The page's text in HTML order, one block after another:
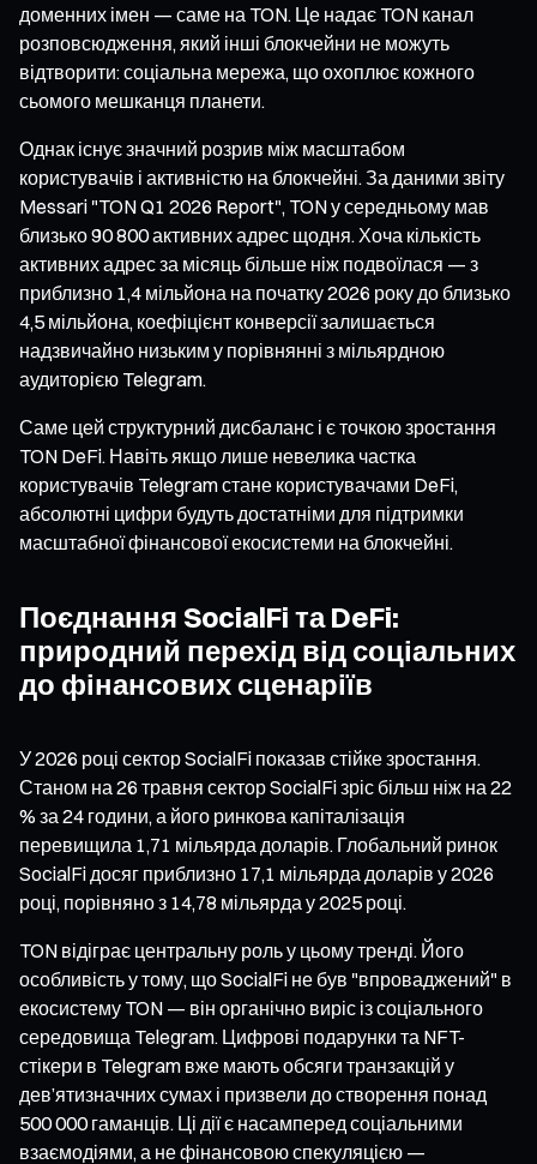
доменних імен — саме на TON. Це надає TON канал
розповсюдження, який інші блокчейни не можуть
відтворити: соціальна мережа, що охоплює кожного
сьомого мешканця планети.
Однак існує значний розрив між масштабом
користувачів і активністю на блокчейні. За даними звіту
Messari "TON Q1 2026 Report", TON у середньому мав
близько 90 800 активних адрес щодня. Хоча кількість
активних адрес за місяць більше ніж подвоїлася — з
приблизно 1,4 мільйона на початку 2026 року до близько
4,5 мільйона, коефіцієнт конверсії залишається
надзвичайно низьким у порівнянні з мільярдною
аудиторією Telegram.
Саме цей структурний дисбаланс і є точкою зростання
TON DeFi. Навіть якщо лише невелика частка
користувачів Telegram стане користувачами DeFi,
абсолютні цифри будуть достатніми для підтримки
масштабної фінансової екосистеми на блокчейні.
Поєднання SocialFi та DeFi:
природний перехід від соціальних
до фінансових сценаріїв
У 2026 році сектор SocialFi показав стійке зростання.
Станом на 26 травня сектор SocialFi зріс більш ніж на 22
% за 24 години, а його ринкова капіталізація
перевищила 1,71 мільярда доларів. Глобальний ринок
SocialFi досяг приблизно 17,1 мільярда доларів у 2026
році, порівняно з 14,78 мільярда у 2025 році.
TON відіграє центральну роль у цьому тренді. Його
особливість у тому, що SocialFi не був "впроваджений" в
екосистему TON — він органічно виріс із соціального
середовища Telegram. Цифрові подарунки та NFT-
стікери в Telegram вже мають обсяги транзакцій у
дев’ятизначних сумах і призвели до створення понад
500 000 гаманців. Ці дії є насамперед соціальними
взаємодіями, а не фінансовою спекуляцією —